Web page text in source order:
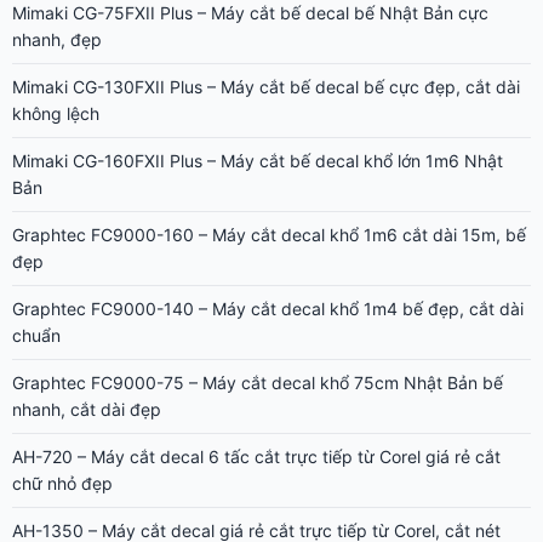
Mimaki CG-75FXII Plus – Máy cắt bế decal bế Nhật Bản cực
nhanh, đẹp
Mimaki CG-130FXII Plus – Máy cắt bế decal bế cực đẹp, cắt dài
không lệch
Mimaki CG-160FXII Plus – Máy cắt bế decal khổ lớn 1m6 Nhật
Bản
Graphtec FC9000-160 – Máy cắt decal khổ 1m6 cắt dài 15m, bế
đẹp
Graphtec FC9000-140 – Máy cắt decal khổ 1m4 bế đẹp, cắt dài
chuẩn
Graphtec FC9000-75 – Máy cắt decal khổ 75cm Nhật Bản bế
nhanh, cắt dài đẹp
AH-720 – Máy cắt decal 6 tấc cắt trực tiếp từ Corel giá rẻ cắt
chữ nhỏ đẹp
AH-1350 – Máy cắt decal giá rẻ cắt trực tiếp từ Corel, cắt nét